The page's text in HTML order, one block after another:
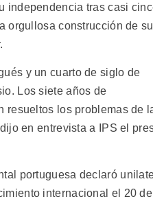
independencia tras casi
orgullosa construcción de
y un cuarto de siglo de
Los siete años de
resueltos los problemas de
en entrevista a IPS el
portuguesa declaró
internacional el 20